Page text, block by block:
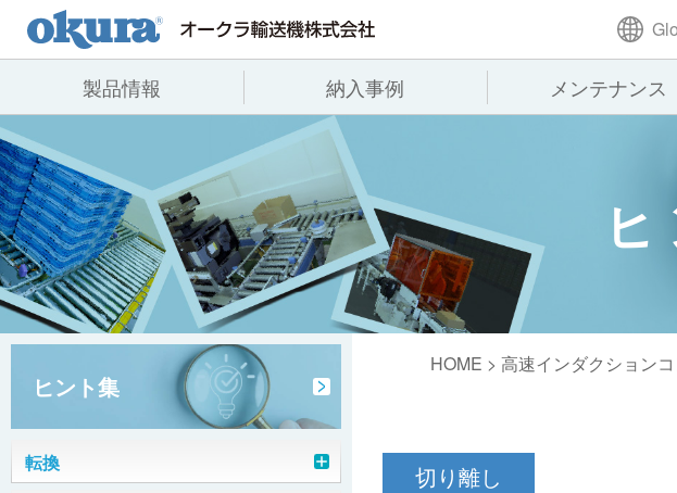
製品情報
製品情報
コンベヤ機器
コンベヤ機器を探す
用途から探す
コンベヤ機器の技術情報
ヒント集
ピッキング
パレタイズ
バーチカル
納入事例
納入事例
全業種
飲料 通販
メンテナンス
会社情報
代表あいさつ
事業所一覧 オークラ
沿革
ヒント集
転換
HOME > 高速インダクション
切り離し